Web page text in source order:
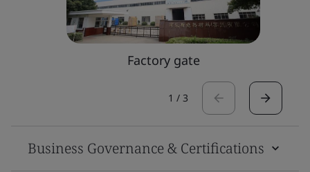
Factory gate
1 / 3
Business Governance & Certifications